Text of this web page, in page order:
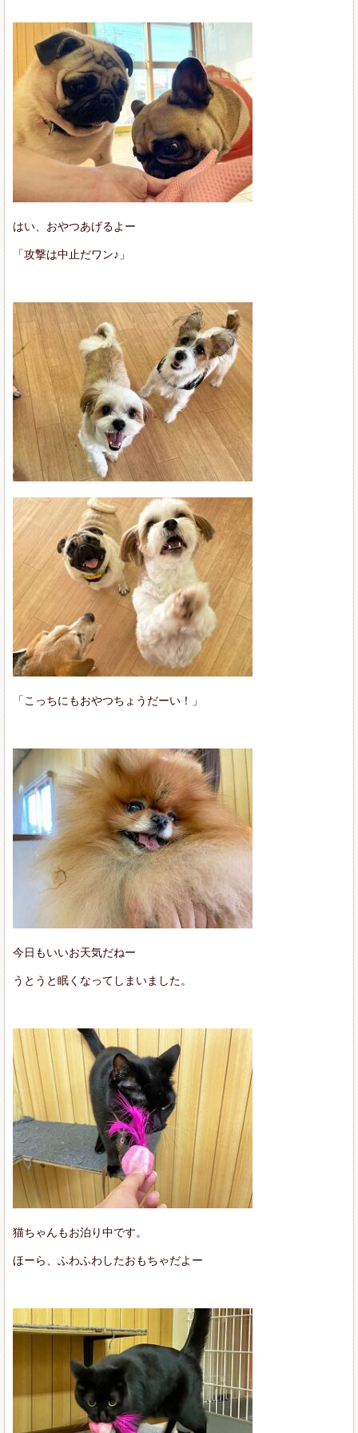
はい、おやつあげるよー
「攻撃は中止だワン♪」
「こっちにもおやつちょうだーい！」
今日もいいお天気だねー
うとうと眠くなってしまいました。
猫ちゃんもお泊り中です。
ほーら、ふわふわしたおもちゃだよー